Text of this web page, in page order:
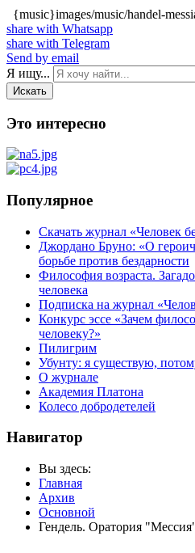
{music}images/music/handel-
share with Whatsapp
share with Telegram
Send by email
Я ищу...
Искать
Это интересно
Популярное
Скачать журнал «Человек
Джордано Бруно: «О
борьбе против бездарности
Философия возраста.
человека
Подписка на журнал
Конкурс эссе «Зачем
человеку?»
Пилигрим
Убунту: я существую,
О журнале
Академия Платона
Колесо добродетелей
Навигатор
Вы здесь:
Главная
Архив
Основной
Гендель. Оратория